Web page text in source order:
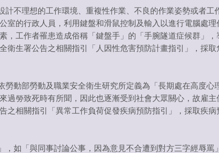
不理想的工作環境、重複性作業、不良的作業姿勢或者工
室的行政人員，利用鍵盤和滑鼠控制及輸入以進行電腦處
，工作者罹患造成俗稱「鍵盤手」的「手腕隧道症候群」
衛生署公告之相關指引「人因性危害預防計畫指引」，採取
動部勞動及職業安全衛生研究所定義為「長期處在高度心
過勞致死時有所聞，因此也逐漸受到社會大眾關心，故雇主
之相關指引「異常工作負荷促發疾病預防指引」，採取疾病
如「與同事討論公事，因為意見不合遭到對方三字經辱罵